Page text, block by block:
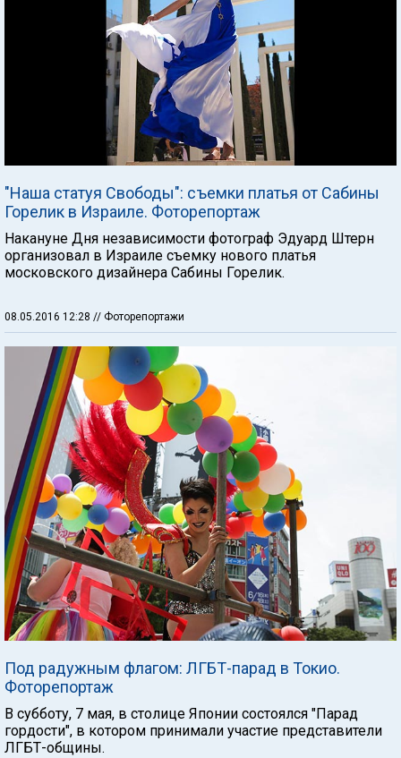
"Наша статуя Свободы": съемки платья от Сабины
Горелик в Израиле. Фоторепортаж
Накануне Дня независимости фотограф Эдуард Штерн
организовал в Израиле съемку нового платья
московского дизайнера Сабины Горелик.
08.05.2016 12:28 // Фоторепортажи
Под радужным флагом: ЛГБТ-парад в Токио.
Фоторепортаж
В субботу, 7 мая, в столице Японии состоялся "Парад
гордости", в котором принимали участие представители
ЛГБТ-общины.